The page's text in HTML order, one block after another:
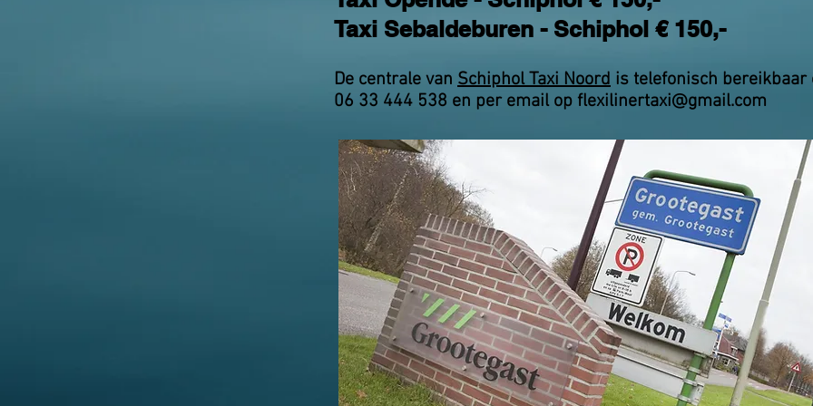
Taxi Sebaldeburen - Schiphol € 150,-
De centrale van Schiphol Taxi Noord is telefonisch bereikbaar
06 33 444 538 en per email op flexilinertaxi@gmail.com